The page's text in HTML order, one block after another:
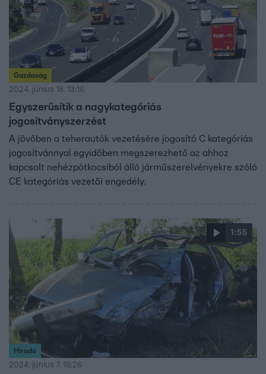
Gazdaság
2024. június 18. 13:16
Egyszerűsítik a nagykategóriás
jogosítványszerzést
A jövőben a teherautók vezetésére jogosító C kategóriás
jogosítvánnyal egyidőben megszerezhető az ahhoz
kapcsolt nehézpótkocsiból álló járműszerelvényekre szóló
CE kategóriás vezetői engedély.
1:55
Híradó
2024. június 7. 16:26